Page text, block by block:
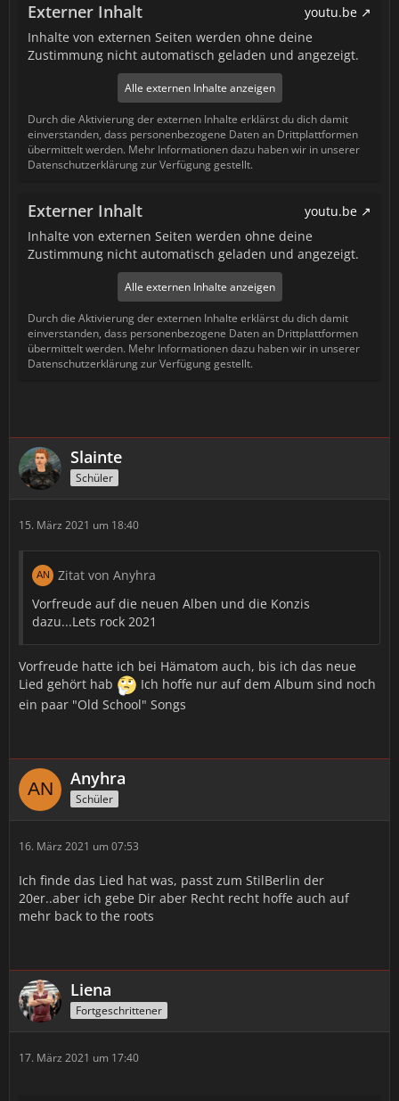
Externer Inhalt
youtu.be
Inhalte von externen Seiten werden ohne deine
Zustimmung nicht automatisch geladen und angezeigt.
Alle externen Inhalte anzeigen
Durch die Aktivierung der externen Inhalte erklärst du dich damit
einverstanden, dass personenbezogene Daten an Drittplattformen
übermittelt werden. Mehr Informationen dazu haben wir in unserer
Datenschutzerklärung zur Verfügung gestellt.
Externer Inhalt
youtu.be
Inhalte von externen Seiten werden ohne deine
Zustimmung nicht automatisch geladen und angezeigt.
Alle externen Inhalte anzeigen
Durch die Aktivierung der externen Inhalte erklärst du dich damit
einverstanden, dass personenbezogene Daten an Drittplattformen
übermittelt werden. Mehr Informationen dazu haben wir in unserer
Datenschutzerklärung zur Verfügung gestellt.
Slainte
Schüler
15. März 2021 um 18:40
Zitat von Anyhra
Vorfreude auf die neuen Alben und die Konzis
dazu...Lets rock 2021
Vorfreude hatte ich bei Hämatom auch, bis ich das neue
Lied gehört hab
Ich hoffe nur auf dem Album sind noch
ein paar "Old School" Songs
Anyhra
Schüler
16. März 2021 um 07:53
Ich finde das Lied hat was, passt zum StilBerlin der
20er..aber ich gebe Dir aber Recht recht hoffe auch auf
mehr back to the roots
Liena
Fortgeschrittener
17. März 2021 um 17:40